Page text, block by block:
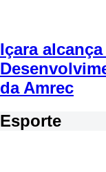
Içara
da Amrec
Esporte